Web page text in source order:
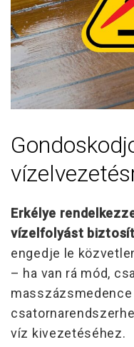
Erkélye
vízelfolyást
engedje le
– ha van rá mód,
víz kivezetéséhez.